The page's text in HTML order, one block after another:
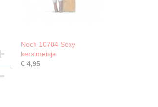
Noch 10704 Sexy
kerstmeisje
€ 4,95